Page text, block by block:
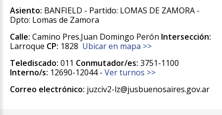
Asiento: BANFIELD - Partido: LOMAS DE ZAMORA -
Dpto: Lomas de Zamora
Calle: Camino Pres.Juan Domingo Perón Intersección:
Larroque CP: 1828 Ubicar en mapa >>
Telediscado: 011 Conmutador/es: 3751-1100
Interno/s: 12690-12044 - Ver turnos >>
Correo electrónico: juzciv2-lz@jusbuenosaires.gov.ar